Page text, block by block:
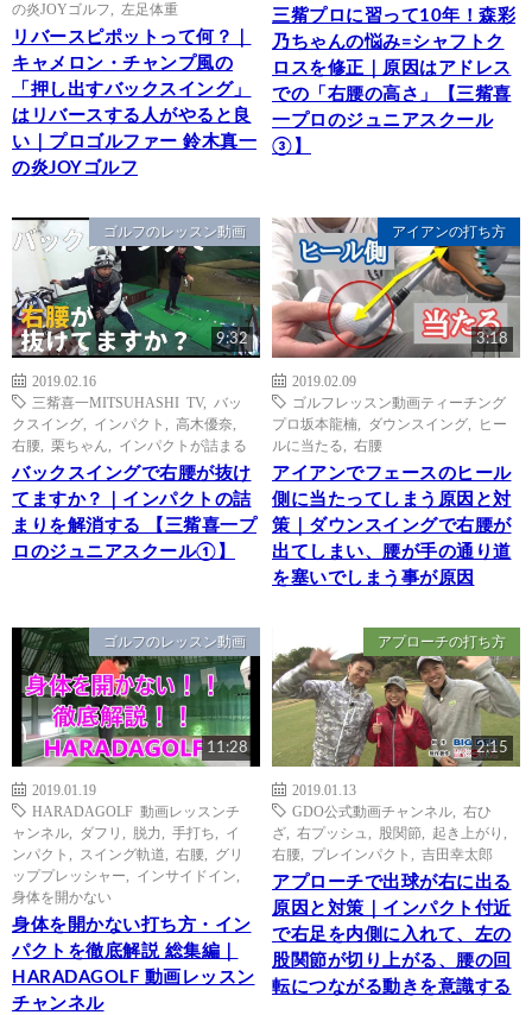
の炎JOYゴルフ
左足体重
リバースピポットって何？｜
キャメロン・チャンプ風の
「押し出すバックスイング」
はリバースする人がやると良
い｜プロゴルファー 鈴木真一
の炎JOYゴルフ
三觜プロに習って10年！森彩
乃ちゃんの悩み=シャフトク
ロスを修正｜原因はアドレス
での「右腰の高さ」【三觜喜
一プロのジュニアスクール
③】
ゴルフのレッスン動画
9:32
2019.02.16
三觜喜一MITSUHASHI TV, バッ
クスイング
インパクト 高木優奈
右腰
栗ちゃん インパクトが詰まる
バックスイングで右腰が抜け
てますか？｜インパクトの詰
まりを解消する 【三觜喜一プ
ロのジュニアスクール①】
アイアンの打ち方
3:18
2019.02.09
ゴルフレッスン動画ティーチング
プロ坂本龍楠
ダウンスイング
ヒー
ルに当たる
右腰
アイアンでフェースのヒール
側に当たってしまう原因と対
策｜ダウンスイングで右腰が
出てしまい、腰が手の通り道
を塞いでしまう事が原因
ゴルフのレッスン動画
11:28
2019.01.19
HARADAGOLF 動画レッスンチ
ャンネル
ダフリ 脱力 手打ち
イ
ンパクト
スイング軌道 右腰
グリ
ッププレッシャー
インサイドイン
身体を開かない
身体を開かない打ち方・イン
パクトを徹底解説 総集編｜
HARADAGOLF 動画レッスン
チャンネル
アプローチの打ち方
2:15
2019.01.13
GDO公式動画チャンネル
右ひ
ざ
右プッシュ 股関節 起き上がり
右腰
プレインパクト 吉田幸太郎
アプローチで出球が右に出る
原因と対策｜インパクト付近
で右足を内側に入れて、左の
股関節が切り上がる、腰の回
転につながる動きを意識する